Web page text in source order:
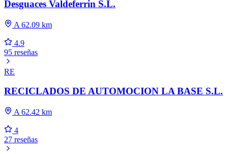
Desguaces Valdeferrin S.L.
A 62.09 km
4.9
95 reseñas
RE
RECICLADOS DE AUTOMOCION LA BASE S.L.
A 62.42 km
4
27 reseñas